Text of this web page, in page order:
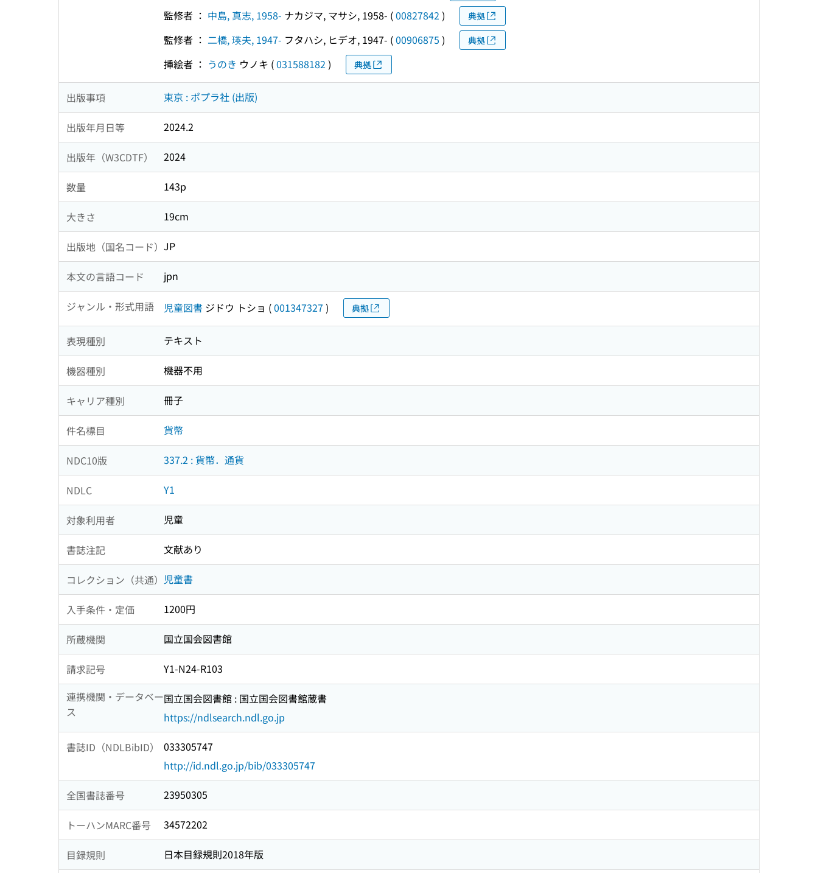
監修者 ： 中島, 真志, 1958- ナカジマ, マサシ, 1958- (00827842 ) 典拠
監修者 ： 二橋, 瑛夫, 1947- フタハシ, ヒデオ, 1947- (00906875 ) 典拠
挿絵者 ： うのき ウノキ (031588182 ) 典拠
出版事項 東京 : ポプラ社 (出版)
出版年月日等 2024.2
出版年（W3CDTF） 2024
数量 143p
大きさ 19cm
出版地（国名コード） JP
本文の言語コード jpn
ジャンル・形式用語 児童図書 ジドウ トショ (001347327 ) 典拠
表現種別 テキスト
機器種別 機器不用
キャリア種別 冊子
件名標目 貨幣
NDC10版 337.2 : 貨幣．通貨
NDLC Y1
対象利用者 児童
書誌注記 文献あり
コレクション（共通） 児童書
入手条件・定価 1200円
所蔵機関 国立国会図書館
請求記号
Y1-N24-R103
連携機関・データベー
ス
国立国会図書館 : 国立国会図書館蔵書
https://ndlsearch.ndl.go.jp
書誌ID（NDLBibID）
033305747
http://id.ndl.go.jp/bib/033305747
全国書誌番号 23950305
トーハンMARC番号 34572202
目録規則 日本目録規則2018年版